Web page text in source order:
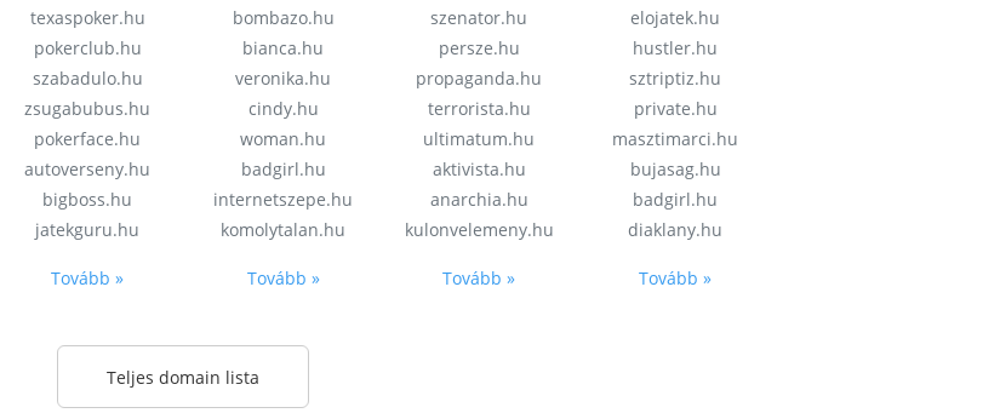
texaspoker.hu
pokerclub.hu
szabadulo.hu
zsugabubus.hu
pokerface.hu
autoverseny.hu
bigboss.hu
jatekguru.hu
Tovább »
bombazo.hu
bianca.hu
veronika.hu
cindy.hu
woman.hu
badgirl.hu
internetszepe.hu
komolytalan.hu
Tovább »
szenator.hu
persze.hu
propaganda.hu
terrorista.hu
ultimatum.hu
aktivista.hu
anarchia.hu
kulonvelemeny.hu
Tovább »
elojatek.hu
hustler.hu
sztriptiz.hu
private.hu
masztimarci.hu
bujasag.hu
badgirl.hu
diaklany.hu
Tovább »
Teljes domain lista